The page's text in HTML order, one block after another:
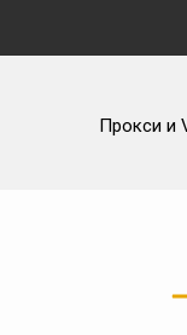
Прокси и
ИИ в
Роль